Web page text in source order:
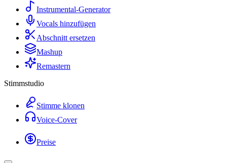
Instrumental-Generator
Vocals hinzufügen
Abschnitt ersetzen
Mashup
Remastern
Stimmstudio
Stimme klonen
Voice-Cover
Preise